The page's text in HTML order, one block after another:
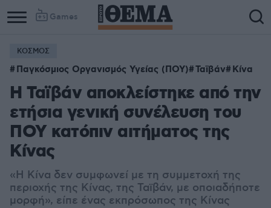
Games
ΚΟΣΜΟΣ
Παγκόσμιος Οργανισμός Υγείας (ΠΟΥ) Ταϊβάν Κίνα
Η Ταϊβάν αποκλείστηκε από την
ετήσια γενική συνέλευση του
ΠΟΥ κατόπιν αιτήματος της
Κίνας
«Η Κίνα δεν συμφωνεί με τη συμμετοχή της
περιοχής της Κίνας, της Ταϊβάν, με οποιαδήποτε
μορφή», είπε ένας εκπρόσωπος της Κίνας